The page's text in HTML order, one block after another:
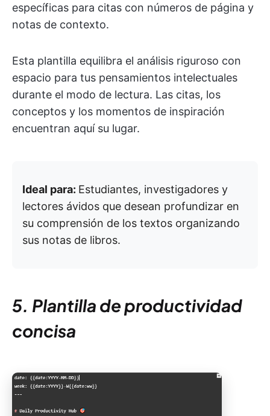
específicas para citas con números de página y
notas de contexto.
Esta plantilla equilibra el análisis riguroso con
espacio para tus pensamientos intelectuales
durante el modo de lectura. Las citas, los
conceptos y los momentos de inspiración
encuentran aquí su lugar.
Ideal para: Estudiantes, investigadores y
lectores ávidos que desean profundizar en
su comprensión de los textos organizando
sus notas de libros.
5. Plantilla de productividad
concisa